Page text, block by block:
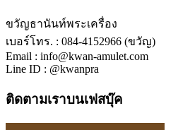
ขวัญธานันท์พระเครื่อง
เบอร์โทร. : 084-4152966 (ขวัญ)
Email : info@kwan-amulet.com
Line ID : @kwanpra
ติดตามเราบนเฟสบุ๊ค